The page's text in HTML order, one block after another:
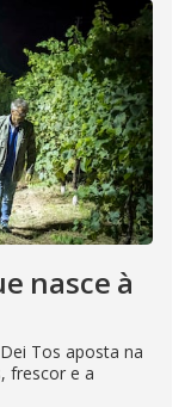
nasce à
Tos aposta na
frescor e a